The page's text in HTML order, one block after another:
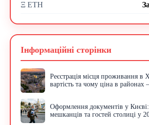
Ξ ETH
Інформаційні сторінки
Реєстрація місця проживання в
вартість та чому ціна в
Оформлення документів у
мешканців та гостей столиці у